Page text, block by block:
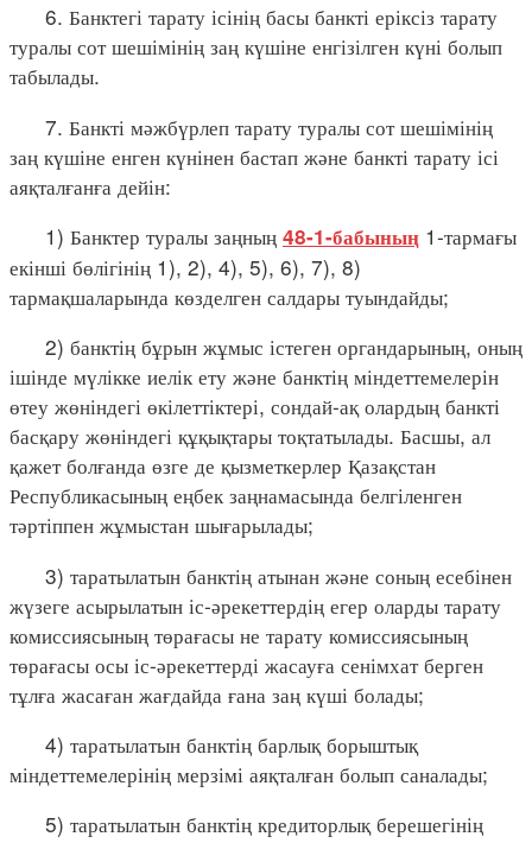
6. Банктегі тарату ісінің басы банкті еріксіз тарату
туралы сот шешімінің заң күшіне енгізілген күні болып
табылады.
7. Банкті мәжбүрлеп тарату туралы сот шешімінің
заң күшіне енген күнінен бастап және банкті тарату ісі
аяқталғанға дейін:
1) Банктер туралы заңның 48-1-бабының 1-тармағы
екінші бөлігінің 1), 2), 4), 5), 6), 7), 8)
тармақшаларында көзделген салдары туындайды;
2) банктің бұрын жұмыс істеген органдарының, оның
ішінде мүлікке иелік ету және банктің міндеттемелерін
өтеу жөніндегі өкілеттіктері, сондай-ақ олардың банкті
басқару жөніндегі құқықтары тоқтатылады. Басшы, ал
қажет болғанда өзге де қызметкерлер Қазақстан
Республикасының еңбек заңнамасында белгіленген
тәртіппен жұмыстан шығарылады;
3) таратылатын банктің атынан және соның есебінен
жүзеге асырылатын іс-әрекеттердің егер оларды тарату
комиссиясының төрағасы не тарату комиссиясының
төрағасы осы іс-әрекеттерді жасауға сенімхат берген
тұлға жасаған жағдайда ғана заң күші болады;
4) таратылатын банктің барлық борыштық
міндеттемелерінің мерзімі аяқталған болып саналады;
5) таратылатын банктің кредиторлық берешегінің